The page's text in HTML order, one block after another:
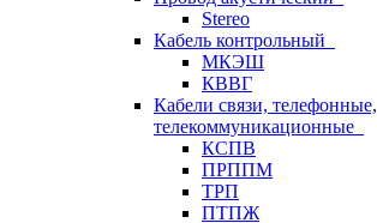
Stereo
Кабель контрольный
МКЭШ
КВВГ
Кабели связи, телефонные,
телекоммуникационные
КСПВ
ПРППМ
ТРП
ПТПЖ